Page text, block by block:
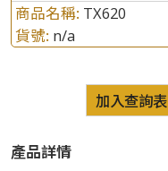
商品名稱: TX620
貨號: n/a
加入查詢表
產品詳情